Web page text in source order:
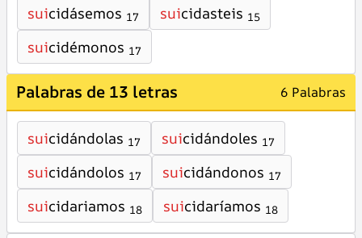
suicidásemos 17 suicidasteis 15
suicidémonos 17
Palabras de 13 letras 6 Palabras
suicidándolas 17 suicidándoles 17
suicidándolos 17 suicidándonos 17
suicidariamos 18 suicidaríamos 18